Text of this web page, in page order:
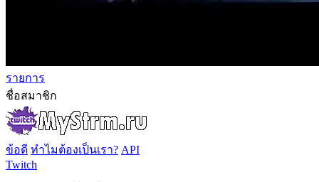
รายการ
ชื่อสมาชิก
ข้อดี ทำไมต้องเป็นเรา? API
Twitch